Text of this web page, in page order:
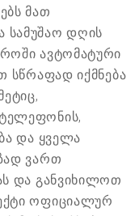
მათ
სამუშაო დღის
ავტომატური
სწრაფად იქმნება
და ყველა
ვართ
და განვიხილოთ
ოფიციალურ